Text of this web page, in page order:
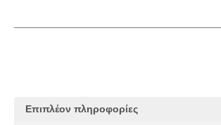
Επιπλέον πληροφορίες